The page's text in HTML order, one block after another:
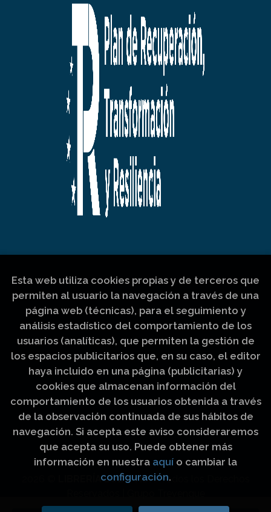
LIBRERÍA LUZ Y VIDA. Todos los Derechos
Esta web utiliza cookies propias y de terceros que
permiten al usuario la navegación a través de una
página web (técnicas), para el seguimiento y
análisis estadístico del comportamiento de los
usuarios (analíticas), que permiten la gestión de
los espacios publicitarios que, en su caso, el editor
haya incluido en una página (publicitarias) y
cookies que almacenan información del
comportamiento de los usuarios obtenida a través
de la observación continuada de sus hábitos de
navegación. Si acepta este aviso consideraremos
que acepta su uso. Puede obtener más
información en nuestra aquí o cambiar la
configuración.